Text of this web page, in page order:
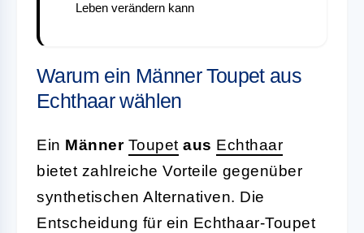
Leben verändern kann
Warum ein Männer Toupet aus
Echthaar wählen
Ein Männer Toupet aus Echthaar
bietet zahlreiche Vorteile gegenüber
synthetischen Alternativen. Die
Entscheidung für ein Echthaar-Toupet